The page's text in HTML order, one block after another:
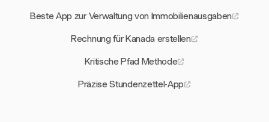
Beste App zur Verwaltung von Immobilienausgaben
Rechnung für Kanada erstellen
Kritische Pfad Methode
Präzise Stundenzettel-App